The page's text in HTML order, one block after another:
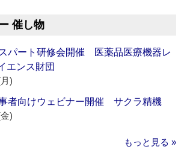
催し物
パート研修会開催 医薬品医療機器レ
エンス財団
)
者向けウェビナー開催 サクラ精機
)
もっと見る »